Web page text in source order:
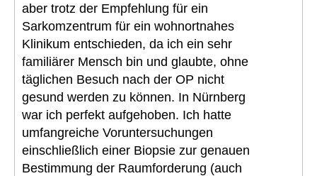
aber trotz der Empfehlung für ein
Sarkomzentrum für ein wohnortnahes
Klinikum entschieden, da ich ein sehr
familiärer Mensch bin und glaubte, ohne
täglichen Besuch nach der OP nicht
gesund werden zu können. In Nürnberg
war ich perfekt aufgehoben. Ich hatte
umfangreiche Voruntersuchungen
einschließlich einer Biopsie zur genauen
Bestimmung der Raumforderung (auch